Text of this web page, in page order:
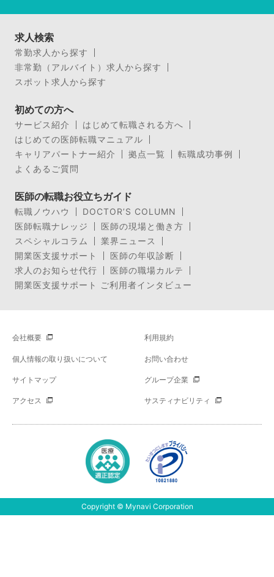
求人検索
常勤求人から探す
非常勤（アルバイト）求人から探す
スポット求人から探す
初めての方へ
サービス紹介
はじめて転職される方へ
はじめての医師転職マニュアル
キャリアパートナー紹介
拠点一覧
転職成功事例
よくあるご質問
医師の転職お役立ちガイド
転職ノウハウ
DOCTOR’S COLUMN
医師転職ナレッジ
医師の現場と働き方
スペシャルコラム
業界ニュース
開業医支援サポート
医師の年収診断
求人のお知らせ代行
医師の職場カルテ
開業医支援サポート ご利用者インタビュー
会社概要 利用規約
個人情報の取り扱いについて お問い合わせ
サイトマップ グループ企業
アクセス サスティナビリティ
Copyright © Mynavi Corporation